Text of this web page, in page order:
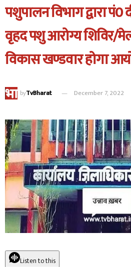
पशुपालन विभाग द्वारा पं0
वृहद पशु आरोग्य शिविर/
विकास खण्डवार होगा
byTvBharat December 7, 2022
Listen to this